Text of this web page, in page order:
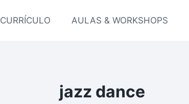
CURRÍCULO AULAS & WORKSHOPS
jazz dance